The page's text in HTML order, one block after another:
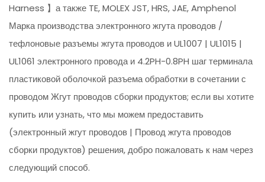
Harness 】а также TE, MOLEX JST, HRS, JAE, Amphenol
Марка производства электронного жгута проводов /
тефлоновые разъемы жгута проводов и UL1007 | UL1015 |
UL1061 электронного провода и 4.2PH-0.8PH шаг терминала
пластиковой оболочкой разъема обработки в сочетании с
проводом Жгут проводов сборки продуктов; если вы хотите
купить или узнать, что мы можем предоставить
(электронный жгут проводов | Провод жгута проводов
сборки продуктов) решения, добро пожаловать к нам через
следующий способ.